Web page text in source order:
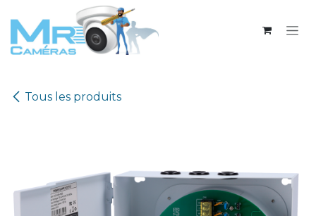
Se rendre au contenu
Tous les produits